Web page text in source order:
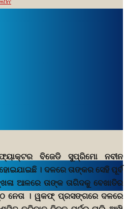
ବିଜେଡି ସୁପ୍ରିମୋ ନବୀନ
। ଦଳରେ ତାଙ୍କର ସେହି ପୂର୍ବ
ଆଳରେ ତାଙ୍କ ତାଗିଦକୁ ବେଖାତିର
ନେତା । ୱକଫ୍ ପ୍ରସଙ୍ଗରେ ଦଳରେ